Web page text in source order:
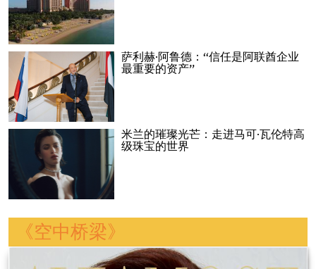
萨利赫·阿鲁德：“信任是阿联酋企业
最重要的资产”
米兰的璀璨光芒：走进马可·瓦伦特高
级珠宝的世界
《空中桥梁》